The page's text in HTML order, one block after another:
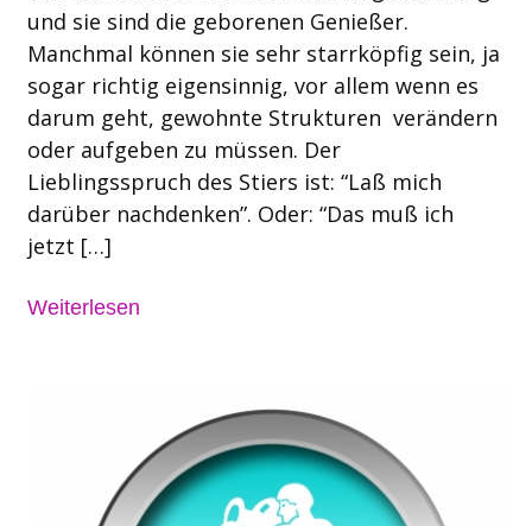
und sie sind die geborenen Genießer.
Manchmal können sie sehr starrköpfig sein, ja
sogar richtig eigensinnig, vor allem wenn es
darum geht, gewohnte Strukturen verändern
oder aufgeben zu müssen. Der
Lieblingsspruch des Stiers ist: “Laß mich
darüber nachdenken”. Oder: “Das muß ich
jetzt […]
Weiterlesen